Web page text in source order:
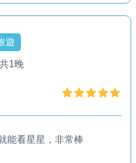
遊
共1晚
能看星星，非常棒